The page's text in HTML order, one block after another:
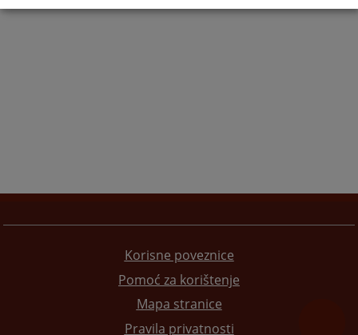
Korisne poveznice
Pomoć za korištenje
Mapa stranice
Pravila privatnosti